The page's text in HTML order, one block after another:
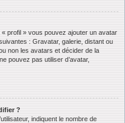
« profil » vous pouvez ajouter un avatar
: Gravatar, galerie, distant ou
non les avatars et décider de la
pouvez pas utiliser d’avatar,
?
indiquent le nombre de